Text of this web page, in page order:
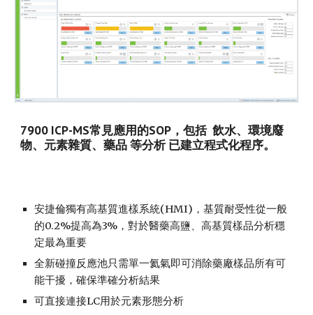
7900 ICP-MS常見應用的SOP，包括 飲水、環境廢
物、元素雜質、藥品 等分析 已建立程式化程序。
安捷倫獨有高基質進樣系統(HMI)，基質耐受性從一般
的0.2%提高為3%，對於醫藥高鹽、高基質樣品分析穩
定最為重要
全新碰撞反應池只需單一氦氣即可消除藥廠樣品所有可
能干擾，確保準確分析結果
可直接連接LC用於元素形態分析